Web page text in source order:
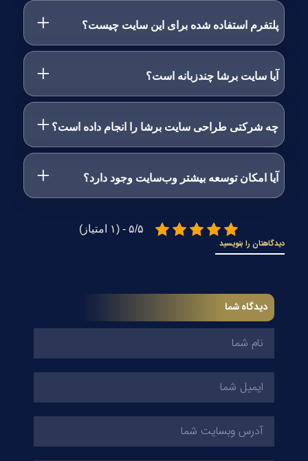
پلتفرم استفاده شده برای این سایت چیست؟
آیا سایت برشا چندزبانه است؟
چه شرکتی طراحی سایت برشا را انجام داده است؟
آیا امکان توسعه بیشتر وب‌سایت وجود دارد؟
۵/۵ - (۱ امتیاز)
دیدگاهتان را بنویسید
دیدگاه شما